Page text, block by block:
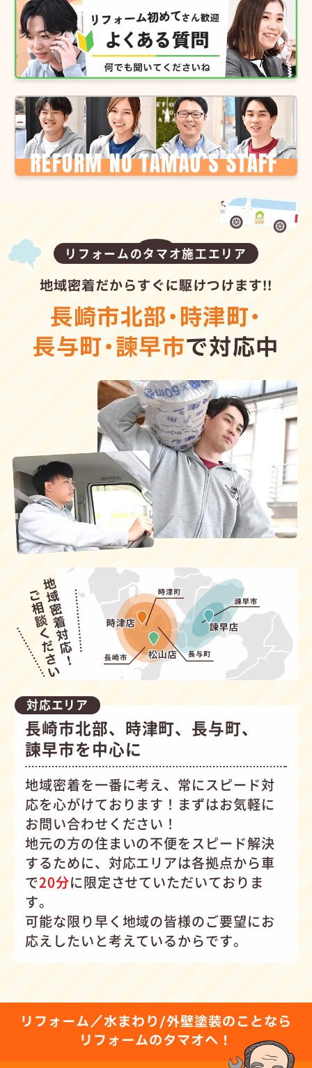
リフォームのタマオ施工エリア
地域密着だからすぐに駆けつけます!!
長崎市北部・時津町・
長与町・諫早市で対応中
対応エリア
長崎市北部、時津町、長与町、
諫早市を中心に
地域密着を一番に考え、常にスピード対
応を心がけております！まずはお気軽に
お問い合わせください！
地元の方の住まいの不便をスピード解決
するために、対応エリアは各拠点から車
で20分に限定させていただいておりま
す。
可能な限り早く地域の皆様のご要望にお
応えしたいと考えているからです。
リフォーム／水まわり/外壁塗装のことなら
リフォームのタマオへ！